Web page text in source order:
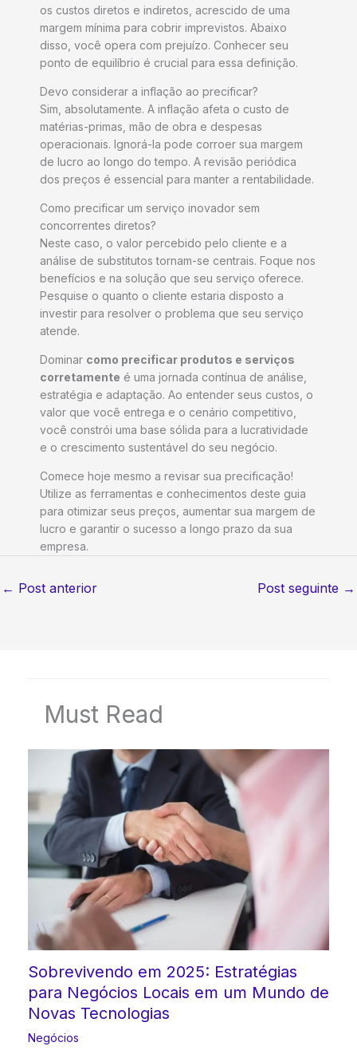
os custos diretos e indiretos, acrescido de uma
margem mínima para cobrir imprevistos. Abaixo
disso, você opera com prejuízo. Conhecer seu
ponto de equilíbrio é crucial para essa definição.
Devo considerar a inflação ao precificar?
Sim, absolutamente. A inflação afeta o custo de
matérias-primas, mão de obra e despesas
operacionais. Ignorá-la pode corroer sua margem
de lucro ao longo do tempo. A revisão periódica
dos preços é essencial para manter a rentabilidade.
Como precificar um serviço inovador sem
concorrentes diretos?
Neste caso, o valor percebido pelo cliente e a
análise de substitutos tornam-se centrais. Foque nos
benefícios e na solução que seu serviço oferece.
Pesquise o quanto o cliente estaria disposto a
investir para resolver o problema que seu serviço
atende.
Dominar como precificar produtos e serviços
corretamente é uma jornada contínua de análise,
estratégia e adaptação. Ao entender seus custos, o
valor que você entrega e o cenário competitivo,
você constrói uma base sólida para a lucratividade
e o crescimento sustentável do seu negócio.
Comece hoje mesmo a revisar sua precificação!
Utilize as ferramentas e conhecimentos deste guia
para otimizar seus preços, aumentar sua margem de
lucro e garantir o sucesso a longo prazo da sua
empresa.
← Post anterior Post seguinte →
Must Read
Sobrevivendo em 2025: Estratégias
para Negócios Locais em um Mundo de
Novas Tecnologias
Negócios